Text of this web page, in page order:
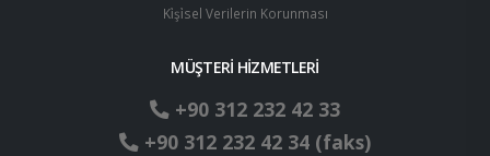
Ki̇şi̇sel Verilerin Korunması
MÜŞTERİ HİZMETLERİ
+90 312 232 42 33
+90 312 232 42 34 (faks)